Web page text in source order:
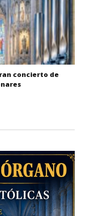
concierto de